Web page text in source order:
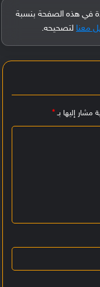
في هذه الصفحة بنسبة
معنا لتصحيحه.
مشار إليها بـ*